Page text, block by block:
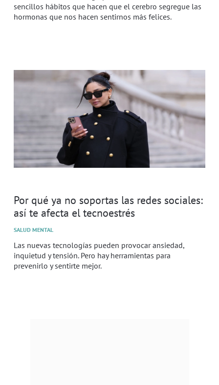
sencillos hábitos que hacen que el cerebro segregue las
hormonas que nos hacen sentirnos más felices.
Por qué ya no soportas las redes sociales:
así te afecta el tecnoestrés
SALUD MENTAL
Las nuevas tecnologías pueden provocar ansiedad,
inquietud y tensión. Pero hay herramientas para
prevenirlo y sentirte mejor.